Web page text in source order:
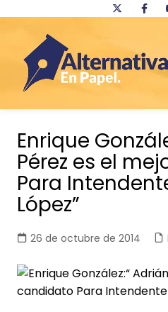
contenido
Enrique
Pérez es el
Para
López”
26 de octubre de 2014